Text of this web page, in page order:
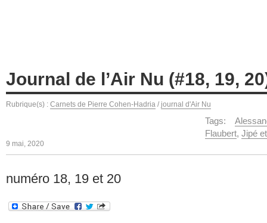
Journal de l’Air Nu (#18, 19,
Rubrique(s) : Carnets de Pierre Cohen-Hadria / journal d'Air Nu
Tags:
Flaubert, Jipé
9 mai, 2020
numéro 18, 19 et 20